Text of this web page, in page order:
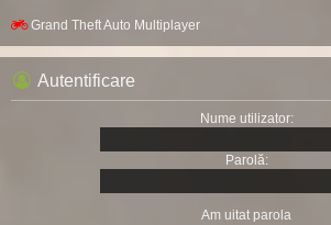
Grand Theft Auto Multiplayer
Autentificare
Nume utilizator:
Parolă:
Am uitat parola